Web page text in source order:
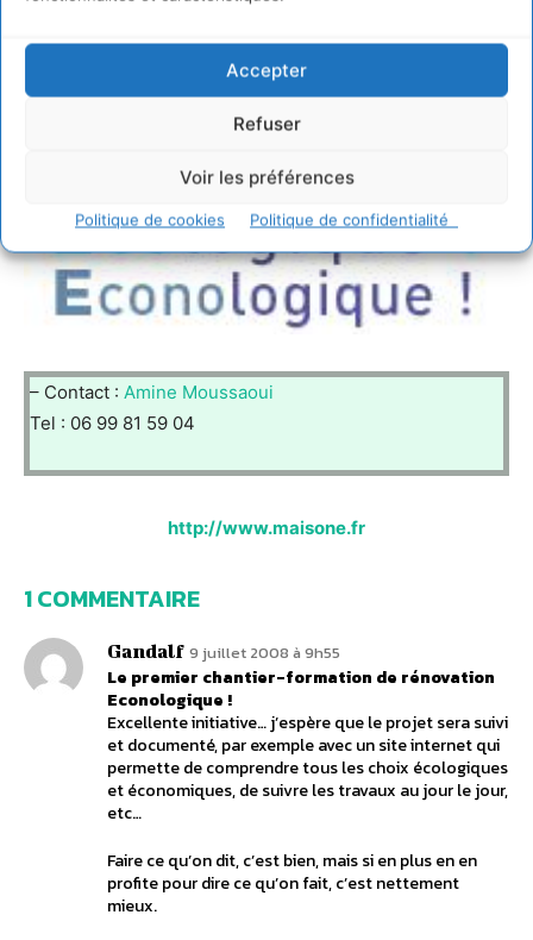
Accepter
Refuser
Voir les préférences
Politique de cookies Politique de confidentialité
– Contact : Amine Moussaoui
Tel : 06 99 81 59 04
http://www.maisone.fr
1 COMMENTAIRE
Gandalf 9 juillet 2008 à 9h55
Le premier chantier-formation de rénovation
Econologique !
Excellente initiative… j’espère que le projet sera suivi
et documenté, par exemple avec un site internet qui
permette de comprendre tous les choix écologiques
et économiques, de suivre les travaux au jour le jour,
etc…
Faire ce qu’on dit, c’est bien, mais si en plus en en
profite pour dire ce qu’on fait, c’est nettement
mieux.